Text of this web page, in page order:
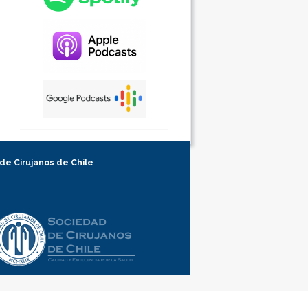
Cirujanos de Chile